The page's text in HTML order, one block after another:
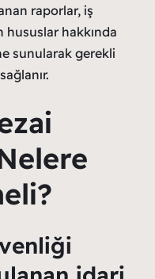
raporlar, iş
hakkında
sunularak gerekli